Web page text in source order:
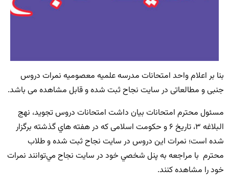
بنا بر اعلام واحد امتحانات مدرسه علميه معصوميه نمرات دروس
جنبی و مطالعاتی در سایت نجاح ثبت شده و قابل مشاهده می باشد.
مسئول محترم امتحانات بيان داشت امتحانات دروس تجوید، نهج
البلاغه ۳، تاریخ ۶ و حکومت اسلامی كه در هفته هاي گذشته برگزار
شده است؛ نمرات اين دروس در سایت نجاح ثبت شده و طلاب
محترم با مراجعه به پنل شخصي خود در سايت نجاح مي‌توانند نمرات
خود را مشاهده كنند.